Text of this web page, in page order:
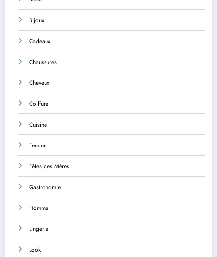
Bijoux
Cadeaux
Chaussures
Cheveux
Coiffure
Cuisine
Femme
Fêtes des Mères
Gastronomie
Homme
Lingerie
Look